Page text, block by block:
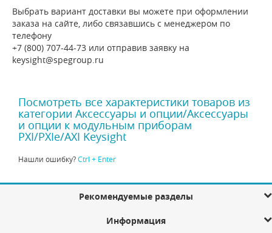
Выбрать вариант доставки вы можете при оформлении
заказа на сайте, либо связавшись с менеджером по
телефону
+7 (800) 707-44-73 или отправив заявку на
keysight@spegroup.ru
Посмотреть все характеристики товаров из
категории Аксессуары и опции/Аксессуары
и опции к модульным приборам
PXI/PXIe/AXI Keysight
Нашли ошибку?Ctrl + Enter
Рекомендуемые разделы
Информация